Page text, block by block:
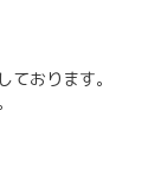
おります。